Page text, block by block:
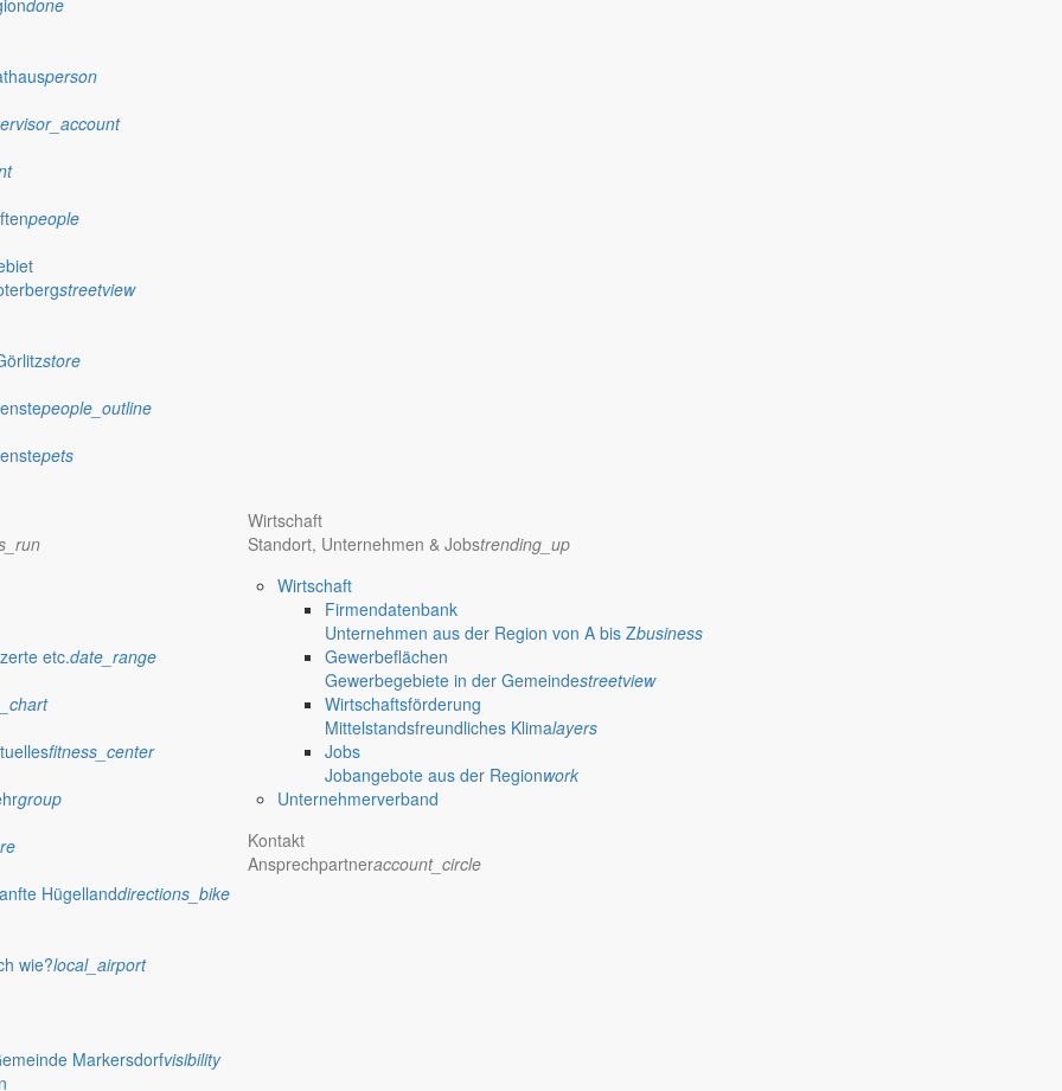
done
person
people
streetview
store
people_outline
pets
etc.date_range
fitness_center
group
Hügellanddirections_bike
wie?local_airport
Markersdorfvisibility
Wirtschaft
Standort, Unternehmen & Jobstrending_up
Wirtschaft
Firmendatenbank
Unternehmen aus der Region von A bis Zbusiness
Gewerbeflächen
Gewerbegebiete in der Gemeindestreetview
Wirtschaftsförderung
Mittelstandsfreundliches Klimalayers
Jobs
Jobangebote aus der Regionwork
Unternehmerverband
Kontakt
Ansprechpartneraccount_circle
Markersdorf